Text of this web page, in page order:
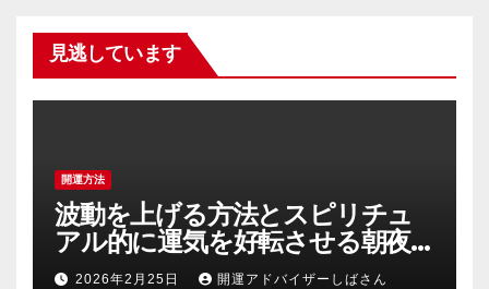
見逃しています
開運方法
波動を上げる方法とスピリチュ
アル的に運気を好転させる朝夜
の具体的習慣
2026年2月25日 開運アドバイザーしばさん